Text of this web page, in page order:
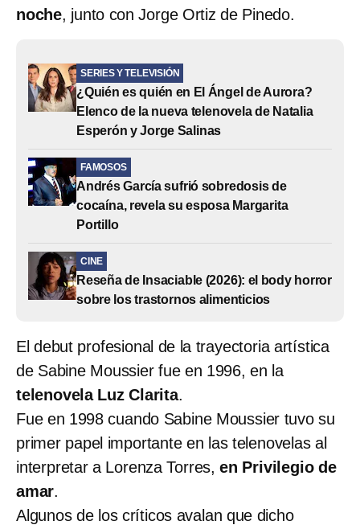
noche, junto con Jorge Ortiz de Pinedo.
SERIES Y TELEVISIÓN
¿Quién es quién en El Ángel de Aurora?
Elenco de la nueva telenovela de Natalia
Esperón y Jorge Salinas
FAMOSOS
Andrés García sufrió sobredosis de
cocaína, revela su esposa Margarita
Portillo
CINE
Reseña de Insaciable (2026): el body horror
sobre los trastornos alimenticios
El debut profesional de la trayectoria artística
de Sabine Moussier fue en 1996, en la
telenovela Luz Clarita.
Fue en 1998 cuando Sabine Moussier tuvo su
primer papel importante en las telenovelas al
interpretar a Lorenza Torres,en Privilegio de
amar.
Algunos de los críticos avalan que dicho